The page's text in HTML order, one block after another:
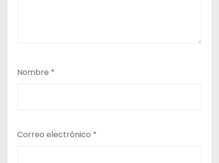
Nombre *
Correo electrónico *